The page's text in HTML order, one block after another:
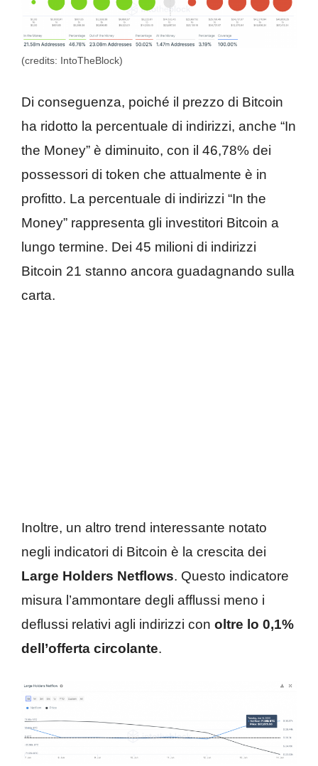
(credits: IntoTheBlock)
Di conseguenza, poiché il prezzo di Bitcoin
ha ridotto la percentuale di indirizzi, anche “In
the Money” è diminuito, con il 46,78% dei
possessori di token che attualmente è in
profitto. La percentuale di indirizzi “In the
Money” rappresenta gli investitori Bitcoin a
lungo termine. Dei 45 milioni di indirizzi
Bitcoin 21 stanno ancora guadagnando sulla
carta.
Inoltre, un altro trend interessante notato
negli indicatori di Bitcoin è la crescita dei
Large Holders Netflows. Questo indicatore
misura l’ammontare degli afflussi meno i
deflussi relativi agli indirizzi con oltre lo 0,1%
dell’offerta circolante.